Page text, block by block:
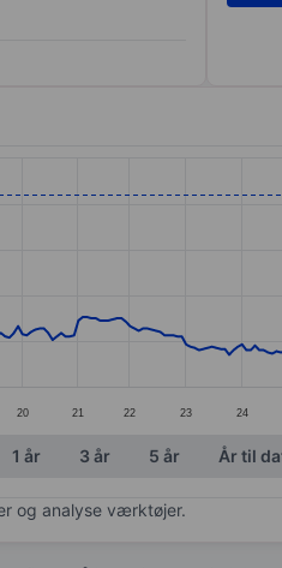
from 5.84 to 7.46.
20 21 22 23 24
1 år 3 år 5 år År til
og analyse værktøjer.